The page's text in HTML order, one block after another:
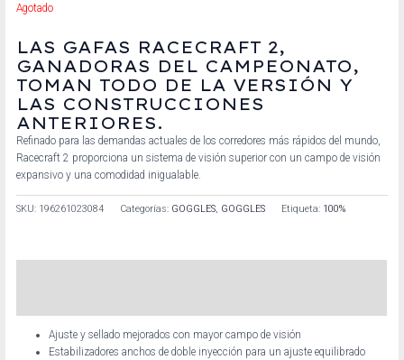
Agotado
LAS GAFAS RACECRAFT 2,
GANADORAS DEL CAMPEONATO,
TOMAN TODO DE LA VERSIÓN Y
LAS CONSTRUCCIONES
ANTERIORES.
Refinado para las demandas actuales de los corredores más rápidos del mundo,
Racecraft 2 proporciona un sistema de visión superior con un campo de visión
expansivo y una comodidad inigualable.
SKU: 196261023084 Categorías: GOGGLES, GOGGLES Etiqueta: 100%
Ajuste y sellado mejorados con mayor campo de visión
Estabilizadores anchos de doble inyección para un ajuste equilibrado